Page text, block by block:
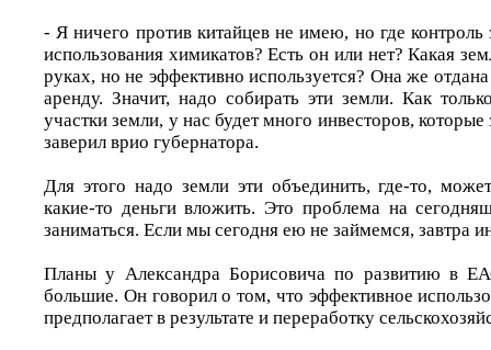
- Я ничего против китайцев не имею, но где контроль
использования химикатов? Есть он или нет? Какая
руках, но не эффективно используется? Она же
аренду. Значит, надо собирать эти земли. Как
участки земли, у нас будет много инвесторов,
заверил врио губернатора.
Для этого надо земли эти объединить, где-то,
какие-то деньги вложить. Это проблема на
заниматься. Если мы сегодня ею не займемся, завтра
Планы у Александра Борисовича по развитию в
большие. Он говорил о том, что эффективное
предполагает в результате и переработку